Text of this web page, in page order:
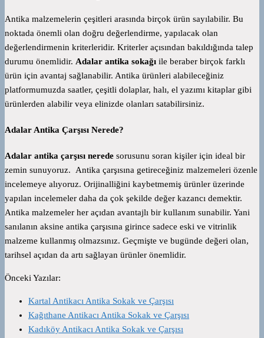
Antika malzemelerin çeşitleri arasında birçok ürün sayılabilir. Bu
noktada önemli olan doğru değerlendirme, yapılacak olan
değerlendirmenin kriterleridir. Kriterler açısından bakıldığında talep
durumu önemlidir. Adalar antika sokağı ile beraber birçok farklı
ürün için avantaj sağlanabilir. Antika ürünleri alabileceğiniz
platformumuzda saatler, çeşitli dolaplar, halı, el yazımı kitaplar gibi
ürünlerden alabilir veya elinizde olanları satabilirsiniz.
Adalar Antika Çarşısı Nerede?
Adalar antika çarşısı nerede sorusunu soran kişiler için ideal bir
zemin sunuyoruz. Antika çarşısına getireceğiniz malzemeleri özenle
incelemeye alıyoruz. Orijinalliğini kaybetmemiş ürünler üzerinde
yapılan incelemeler daha da çok şekilde değer kazancı demektir.
Antika malzemeler her açıdan avantajlı bir kullanım sunabilir. Yani
sanılanın aksine antika çarşısına girince sadece eski ve vitrinlik
malzeme kullanmış olmazsınız. Geçmişte ve bugünde değeri olan,
tarihsel açıdan da artı sağlayan ürünler önemlidir.
Önceki Yazılar:
Kartal Antikacı Antika Sokak ve Çarşısı
Kağıthane Antikacı Antika Sokak ve Çarşısı
Kadıköy Antikacı Antika Sokak ve Çarşısı